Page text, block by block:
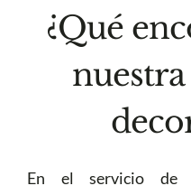
¿Qué
En el servicio de